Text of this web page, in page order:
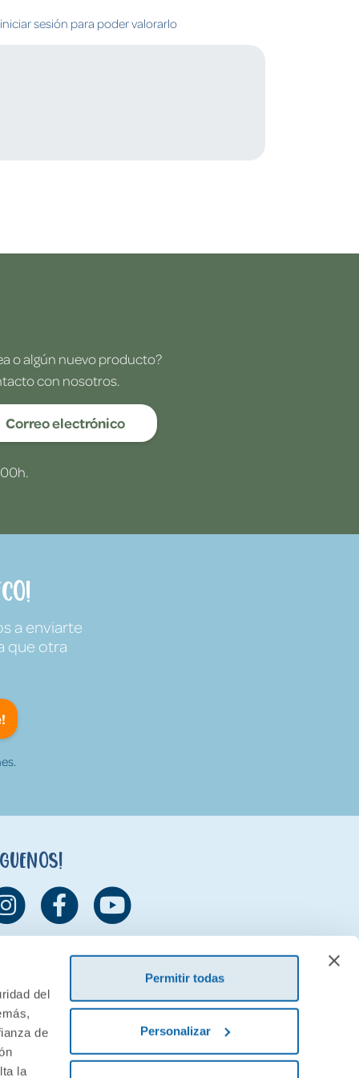
del
de
la
Permitir todas
Personalizar
sesión para poder valorarlo
o algún nuevo producto?
con nosotros.
Correo electrónico
a enviarte
que otra